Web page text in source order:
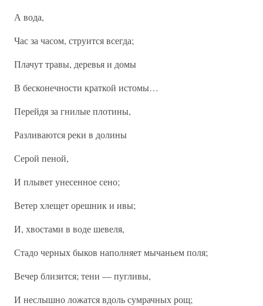
А вода,
Час за часом, струится всегда;
Плачут травы, деревья и домы
В бесконечности краткой истомы…
Перейдя за гнилые плотины,
Разливаются реки в долины
Серой пеной,
И плывет унесенное сено;
Ветер хлещет орешник и ивы;
И, хвостами в воде шевеля,
Стадо черных быков наполняет мычаньем поля;
Вечер близится; тени — пугливы,
И неслышно ложатся вдоль сумрачных рощ;